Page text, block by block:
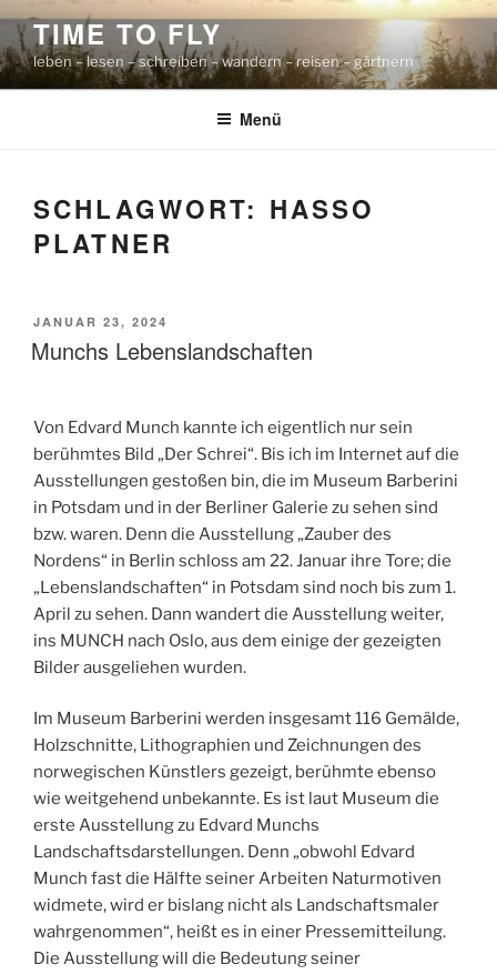
Zum
Inhalt
springen
TIME TO FLY
leben – lesen – schreiben – wandern – reisen – gärtnern
Menü
SCHLAGWORT: HASSO
PLATNER
VERÖFFENTLICHT
AM
JANUAR 23, 2024
Munchs Lebenslandschaften
Von Edvard Munch kannte ich eigentlich nur sein
berühmtes Bild „Der Schrei“. Bis ich im Internet auf die
Ausstellungen gestoßen bin, die im Museum Barberini
in Potsdam und in der Berliner Galerie zu sehen sind
bzw. waren. Denn die Ausstellung „Zauber des
Nordens“ in Berlin schloss am 22. Januar ihre Tore; die
„Lebenslandschaften“ in Potsdam sind noch bis zum 1.
April zu sehen. Dann wandert die Ausstellung weiter,
ins MUNCH nach Oslo, aus dem einige der gezeigten
Bilder ausgeliehen wurden.
Im Museum Barberini werden insgesamt 116 Gemälde,
Holzschnitte, Lithographien und Zeichnungen des
norwegischen Künstlers gezeigt, berühmte ebenso
wie weitgehend unbekannte. Es ist laut Museum die
erste Ausstellung zu Edvard Munchs
Landschaftsdarstellungen. Denn „obwohl Edvard
Munch fast die Hälfte seiner Arbeiten Naturmotiven
widmete, wird er bislang nicht als Landschaftsmaler
wahrgenommen“, heißt es in einer Pressemitteilung.
Die Ausstellung will die Bedeutung seiner